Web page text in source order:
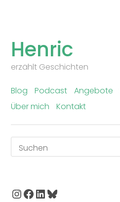
to
content
Henric
erzählt Geschichten
Blog Podcast Angebote
Über mich
Kontakt
Suchen
Instagram
Facebook
LinkedIn
Bluesky